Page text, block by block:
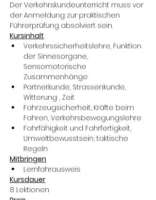
Der Verkehrskundeunterricht muss vor
der Anmeldung zur praktischen
Führerprüfung absolviert sein.
Kursinhalt
Verkehrssicherheitslehre, Funktion
der Sinnesorgane,
Sensomotorische
Zusammenhänge
Partnerkunde, Strassenkunde,
Witterung , Zeit
Fahrzeugsicherheit, Kräfte beim
Fahren, Verkehrsbewegungslehre
Fahrfähigkeit und Fahrfertigkeit,
Umweltbewusstsein, taktische
Regeln
Mitbringen
Lernfahrausweis
Kursdauer
8 Lektionen